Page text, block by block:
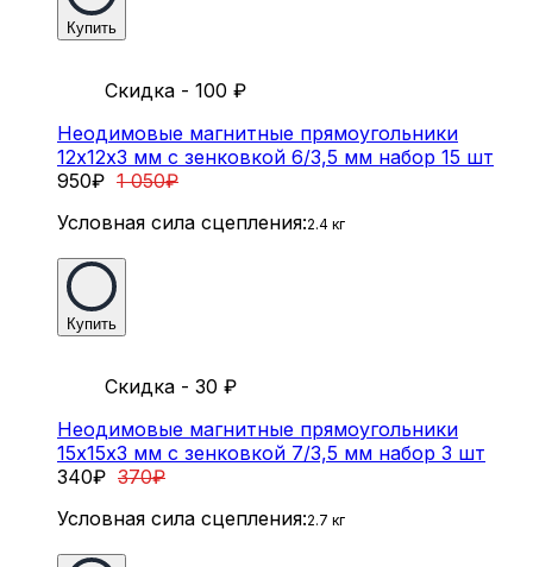
Купить
Скидка - 100 ₽
Неодимовые магнитные прямоугольники
12х12х3 мм с зенковкой 6/3,5 мм набор 15 шт
950₽ 1 050₽
Условная сила сцепления:2.4 кг
Купить
Скидка - 30 ₽
Неодимовые магнитные прямоугольники
15х15х3 мм с зенковкой 7/3,5 мм набор 3 шт
340₽ 370₽
Условная сила сцепления:2.7 кг